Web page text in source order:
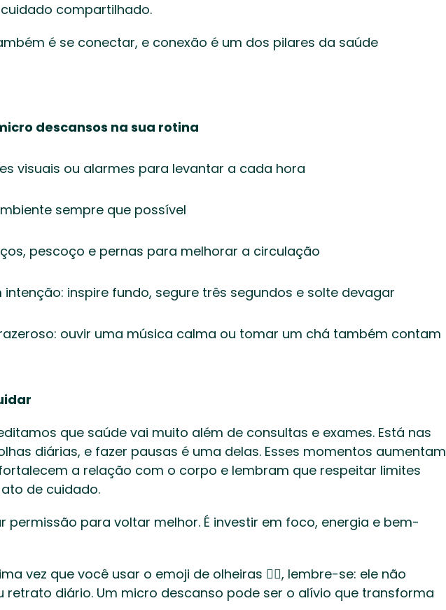
compartilhado.
é se conectar, e conexão é um dos pilares da saúde
descansos na sua rotina
visuais ou alarmes para levantar a cada hora
sempre que possível
pescoço e pernas para melhorar a circulação
intenção: inspire fundo, segure três segundos e solte devagar
ouvir uma música calma ou tomar um chá também contam
que saúde vai muito além de consultas e exames. Está nas
diárias, e fazer pausas é uma delas. Esses momentos aumentam
a relação com o corpo e lembram que respeitar limites
de cuidado.
permissão para voltar melhor. É investir em foco, energia e bem-
vez que você usar o emoji de olheiras 😵‍💫, lembre-se: ele não
retrato diário. Um micro descanso pode ser o alívio que transforma